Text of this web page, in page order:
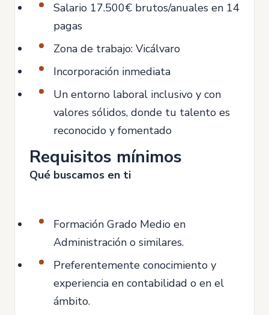
Salario 17.500€ brutos/anuales en 14
pagas
Zona de trabajo: Vicálvaro
Incorporación inmediata
Un entorno laboral inclusivo y con
valores sólidos, donde tu talento es
reconocido y fomentado
Requisitos mínimos
Qué buscamos en ti
Formación Grado Medio en
Administración o similares.
Preferentemente conocimiento y
experiencia en contabilidad o en el
ámbito.